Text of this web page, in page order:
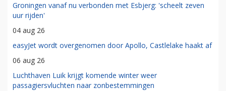
Groningen vanaf nu verbonden met Esbjerg: 'scheelt zeven
uur rijden'
04 aug 26
easyJet wordt overgenomen door Apollo, Castlelake haakt af
06 aug 26
Luchthaven Luik krijgt komende winter weer
passagiersvluchten naar zonbestemmingen